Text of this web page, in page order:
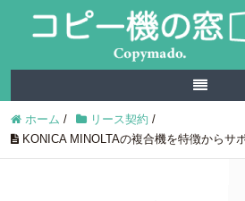
ホーム / リース契約 /
KONICA MINOLTAの複合機を特徴からサ